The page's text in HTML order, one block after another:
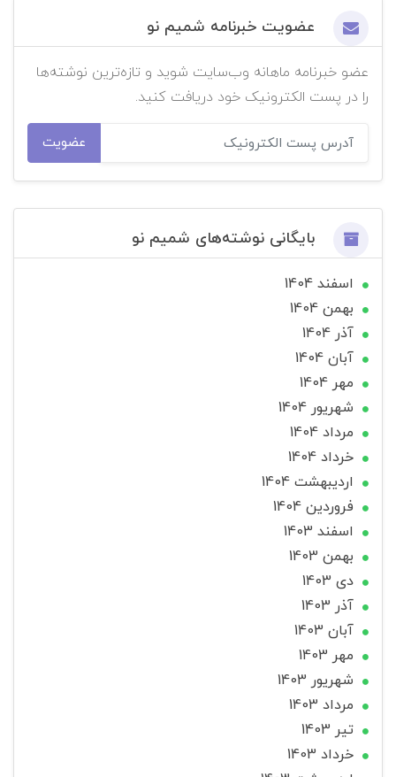
عضویت خبرنامه شمیم نو
عضو خبرنامه ماهانه وب‌سایت شوید و تازه‌ترین نوشته‌ها
را در پست الکترونیک خود دریافت کنید.
عضویت
بایگانی نوشته‌های شمیم نو
اسفند 1404
بهمن 1404
آذر 1404
آبان 1404
مهر 1404
شهریور 1404
مرداد 1404
خرداد 1404
ارديبهشت 1404
فروردین 1404
اسفند 1403
بهمن 1403
دی 1403
آذر 1403
آبان 1403
مهر 1403
شهریور 1403
مرداد 1403
تير 1403
خرداد 1403